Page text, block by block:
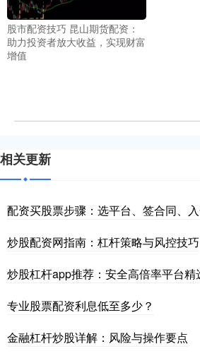
股市配资技巧 昆山期货配资：
助力投资者放大收益，实现财富
增值
相关更新
配资买股票步骤：选平台、签合同、
炒股配资网指南：杠杆策略与风控技巧
炒股杠杆app推荐：安全高倍率平台精
专业股票配资利息低至多少？
金融杠杆炒股详解：风险与操作要点